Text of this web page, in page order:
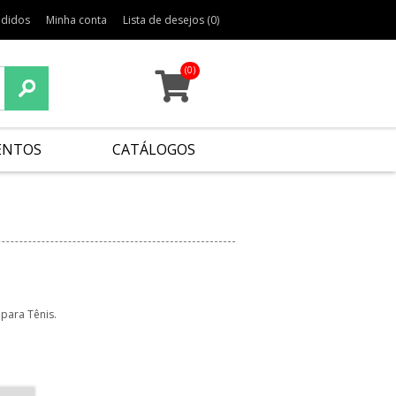
(0)
Minha conta Lista de desejos (0)
CATÁLOGOS
Tênis.